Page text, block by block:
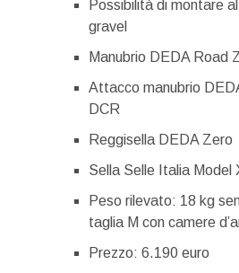
Possibilità di montare
gravel
Manubrio DEDA Road
Attacco manubrio
DCR
Reggisella DEDA Zero
Sella Selle Italia Model
Peso rilevato: 18 kg
taglia M con camere
Prezzo: 6.190 euro